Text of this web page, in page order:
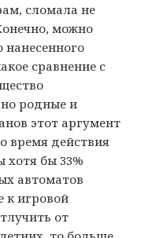
сломала не
можно
нанесенного
сравнение с
родные и
этот аргумент
время действия
хотя бы 33%
автоматов
к игровой
от